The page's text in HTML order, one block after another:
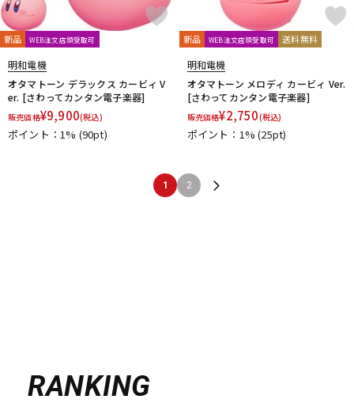
新品 WEB注文店頭受取可
明和電機
オタマトーン デラックス カービィ V
er. [さわってカンタン電子楽器]
販売価格¥9,900(税込)
ポイント：1% (90pt)
新品 WEB注文店頭受取可 送料無料
明和電機
オタマトーン メロディ カービィ Ver.
[さわってカンタン電子楽器]
販売価格¥2,750(税込)
ポイント：1%(25pt)
1 2
RANKING